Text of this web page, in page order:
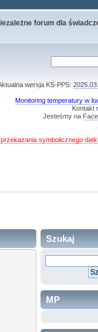
forum dla
wersja KS-PPS:
Monitoring temperatury w
Kontakt
Jesteśmy na
symbolicznego
Szukaj
MP